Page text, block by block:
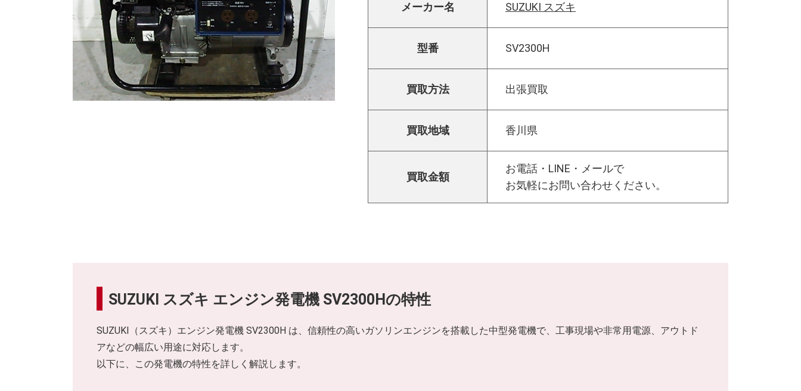
メーカー名 SUZUKI スズキ
型番 SV2300H
買取方法 出張買取
買取地域 香川県
買取金額
お電話・LINE・メールで
お気軽にお問い合わせください。
SUZUKI スズキ エンジン発電機 SV2300Hの特性
SUZUKI（スズキ）エンジン発電機 SV2300H は、信頼性の高いガソリンエンジンを搭載した中型発電機で、工事現場や非常用電源、アウトド
アなどの幅広い用途に対応します。
以下に、この発電機の特性を詳しく解説します。